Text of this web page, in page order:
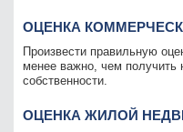
ОЦЕНКА
Произвести правильную
менее важно, чем получить
собственности.
ОЦЕНКА ЖИЛОЙ